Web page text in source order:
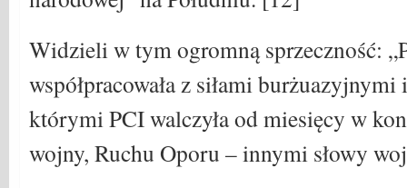
Widzieli w tym ogromną sprzeczność:
współpracowała z siłami
którymi PCI walczyła od miesięcy w
wojny, Ruchu Oporu – innymi słowy